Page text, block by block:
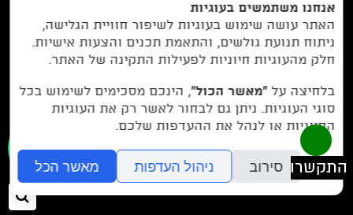
מדיניות פרטיות
בין לקוחותינו
לחצו כאן כדי לנווט אלינו בווייז
או חייגו עכשיו -077-9972971
אנחנו משתמשים בעוגיות
האתר עושה שימוש בעוגיות לשיפור חוויית הגלישה,
ניתוח תנועת גולשים, והתאמת תכנים והצעות אישיות.
חלק מהעוגיות חיוניות לפעילות התקינה של האתר.
בלחיצה על“מאשר הכול”, הינכם מסכימים לשימוש בכל
סוגי העוגיות. ניתן גם לבחור לאשר רק את העוגיות
החיוניות או לנהל את ההעדפות שלכם.
סירוב ניהול העדפות מאשר הכל